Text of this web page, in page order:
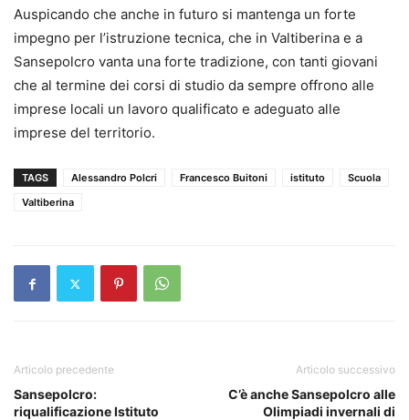
Auspicando che anche in futuro si mantenga un forte
impegno per l’istruzione tecnica, che in Valtiberina e a
Sansepolcro vanta una forte tradizione, con tanti giovani
che al termine dei corsi di studio da sempre offrono alle
imprese locali un lavoro qualificato e adeguato alle
imprese del territorio.
TAGS Alessandro Polcri Francesco Buitoni istituto
Scuola
Valtiberina
Articolo precedente
Sansepolcro:
riqualificazione Istituto
Articolo successivo
C’è anche Sansepolcro alle
Olimpiadi invernali di